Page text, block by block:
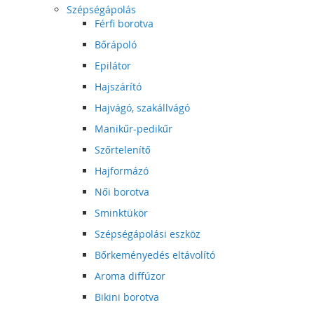
Szépségápolás
Férfi borotva
Bőrápoló
Epilátor
Hajszárító
Hajvágó, szakállvágó
Manikűr-pedikűr
Szőrtelenítő
Hajformázó
Női borotva
Sminktükör
Szépségápolási eszköz
Bőrkeményedés eltávolító
Aroma diffúzor
Bikini borotva